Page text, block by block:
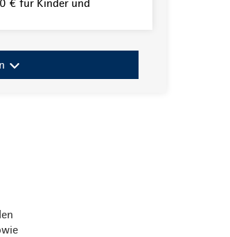
€ für Kinder und